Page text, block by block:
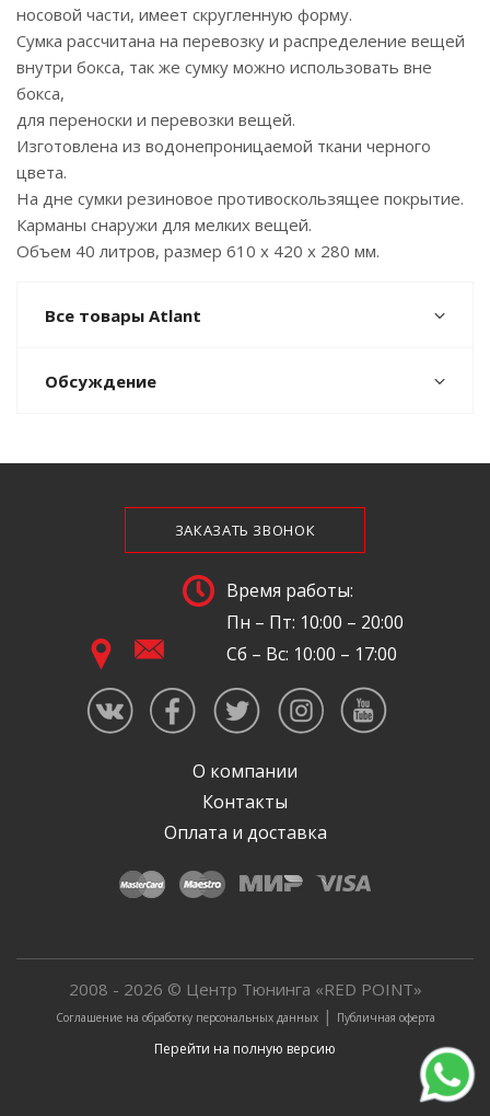
носовой части, имеет скругленную форму.
Сумка рассчитана на перевозку и распределение вещей
внутри бокса, так же сумку можно использовать вне
бокса,
для переноски и перевозки вещей.
Изготовлена из водонепроницаемой ткани черного
цвета.
На дне сумки резиновое противоскользящее покрытие.
Карманы снаружи для мелких вещей.
Объем 40 литров, размер 610 х 420 х 280 мм.
Все товары Atlant
Обсуждение
ЗАКАЗАТЬ ЗВОНОК
Время работы:
Пн – Пт: 10:00 – 20:00
Сб – Вс: 10:00 – 17:00
О компании
Контакты
Оплата и доставка
2008 - 2026 © Центр Тюнинга «RED POINT»
Соглашение на обработку персональных данных| Публичная оферта
Перейти на полную версию